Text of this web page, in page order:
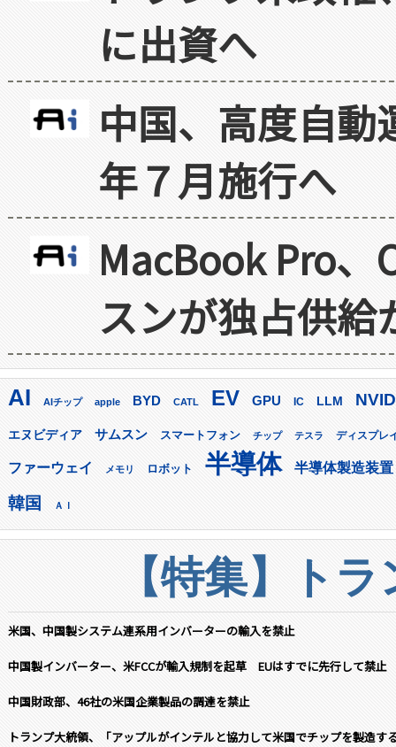
に出資へ
中国、高度自
年７月施行へ
MacBook Pro
スンが独占供給
AI AIチップ apple BYD CATL EV GPU IC LLM
エヌビディア サムスン スマートフォン チップ テスラ ディスプレ
ファーウェイ メモリ ロボット 半導体 半導体製造装置
韓国 ＡＩ
【特集】ト
米国、中国製システム連系用インバーターの輸入を禁止
中国製インバーター、米FCCが輸入規制を起草 EUはすでに先行して禁止
中国財政部、46社の米国企業製品の調達を禁止
トランプ大統領、「アップルがインテルと協力して米国でチップを製造す